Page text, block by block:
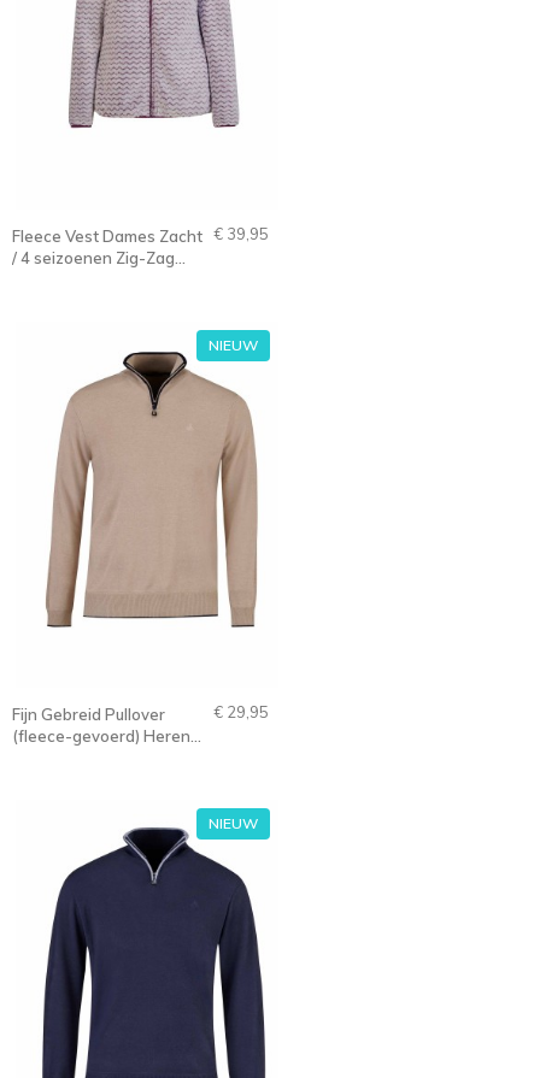
Fleece Vest Dames Zacht
/ 4 seizoenen Zig-Zag
€ 39,95
NIEUW
Fijn Gebreid Pullover
(fleece-gevoerd) Heren
€ 29,95
NIEUW